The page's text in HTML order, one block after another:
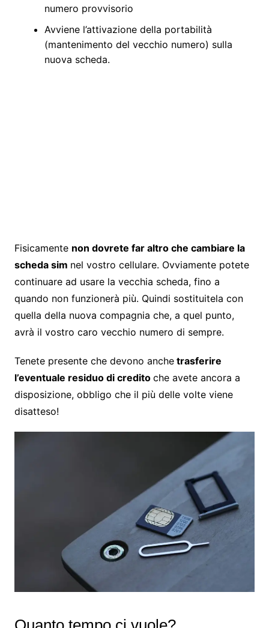
numero provvisorio
Avviene l’attivazione della portabilità
(mantenimento del vecchio numero) sulla
nuova scheda.
Fisicamente non dovrete far altro che cambiare la
scheda sim nel vostro cellulare. Ovviamente potete
continuare ad usare la vecchia scheda, fino a
quando non funzionerà più. Quindi sostituitela con
quella della nuova compagnia che, a quel punto,
avrà il vostro caro vecchio numero di sempre.
Tenete presente che devono anchetrasferire
l’eventuale residuo di credito che avete ancora a
disposizione, obbligo che il più delle volte viene
disatteso!